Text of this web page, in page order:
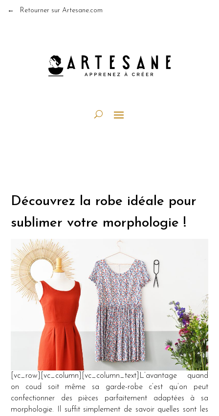
← Retourner sur Artesane.com
Découvrez la robe idéale pour
sublimer votre morphologie !
[vc_row][vc_column][vc_column_text]L’avantage quand
on coud soit même sa garde-robe c’est qu’on peut
confectionner des pièces parfaitement adaptées à sa
morphologie. Il suffit simplement de savoir quelles sont les